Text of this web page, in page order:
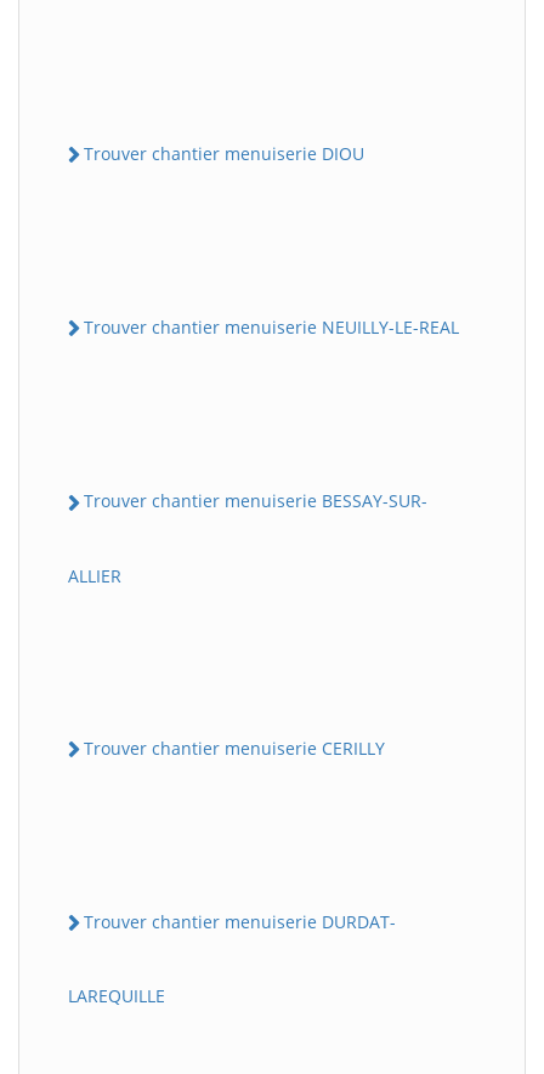
Trouver chantier menuiserie DIOU
Trouver chantier menuiserie NEUILLY-LE-REAL
Trouver chantier menuiserie BESSAY-SUR-
ALLIER
Trouver chantier menuiserie CERILLY
Trouver chantier menuiserie DURDAT-
LAREQUILLE